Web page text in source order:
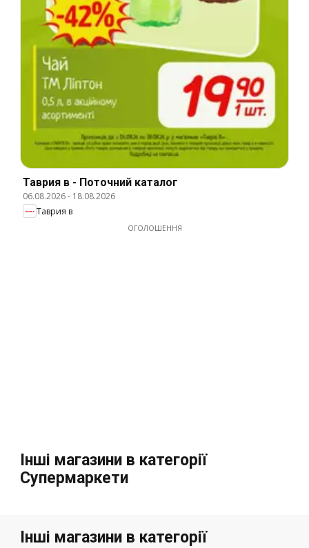
Таврия в - Поточний каталог
06.08.2026- 18.08.2026
Таврия в
ОГОЛОШЕННЯ
Інші магазини в категорії
Супермаркети
Інші магазини в категорії